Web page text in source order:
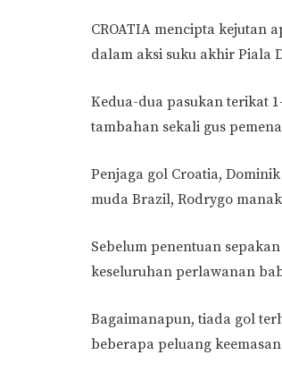
CROATIA mencipta kejutan
dalam aksi suku akhir Piala
Kedua-dua pasukan terikat
tambahan sekali gus
Penjaga gol Croatia,
muda Brazil, Rodrygo
Sebelum penentuan
keseluruhan perlawanan
Bagaimanapun, tiada gol
beberapa peluang